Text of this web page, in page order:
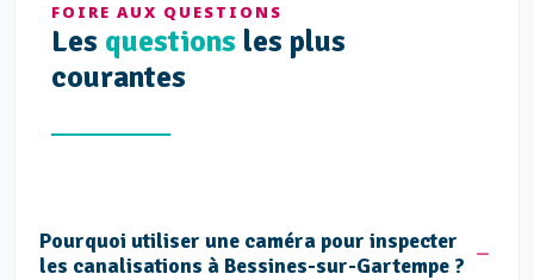
FOIRE AUX QUESTIONS
Les questions les plus
courantes
Pourquoi utiliser une caméra pour inspecter
les canalisations à Bessines-sur-Gartempe ?